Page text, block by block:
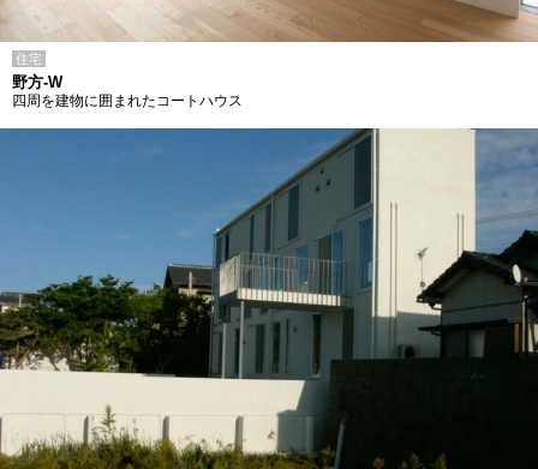
住宅
野方-W
四周を建物に囲まれたコートハウス